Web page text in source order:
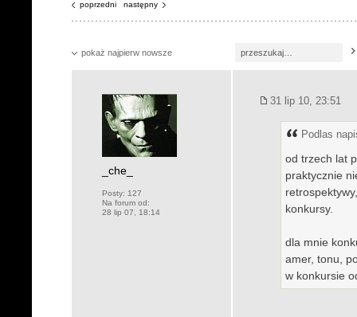
poprzedni następny
pokaż najpierw nowsze
_che_
Posty: 127
Na forum od:
28 lip 07, 18:14
31 lip 10, 23:51
Podlas
od trzech lat
praktycznie
konkursy.
dla mnie
amer, tonu,
w konkursie